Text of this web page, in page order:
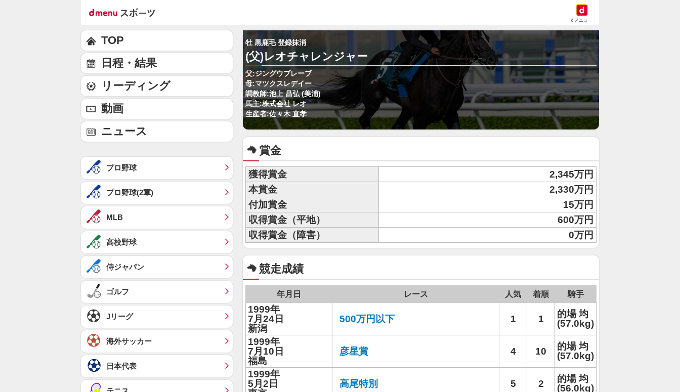
dメニュー
牡 黒鹿毛 登録抹消
(父)レオチャレンジャー
父:ジングウブレーブ
母:マツクスレデイー
調教師:池上 昌弘 (美浦)
馬主:株式会社 レオ
生産者:佐々木 直孝
賞金
獲得賞金
2,345万円
本賞金
2,330万円
付加賞金
15万円
収得賞金（平地）
600万円
収得賞金（障害）
0万円
競走成績
年月日 レース 人気 着順 騎手
1999年
7月24日
新潟
500万円以下 1 1
的場 均
(57.0kg)
1999年
7月10日
福島
彦星賞 4 10
的場 均
(57.0kg)
1999年
5月2日
高尾特別 5 2
的場 均
(56.0kg)
TOP
日程・結果
リーディング
動画
ニュース
プロ野球
プロ野球(2軍)
MLB
高校野球
侍ジャパン
ゴルフ
Jリーグ
海外サッカー
日本代表